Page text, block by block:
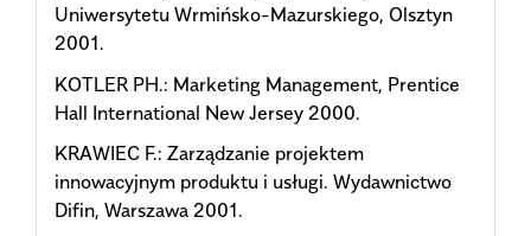
Uniwersytetu Wrmińsko-Mazurskiego, Olsztyn
2001.
KOTLER PH.: Marketing Management, Prentice
Hall International New Jersey 2000.
KRAWIEC F.: Zarządzanie projektem
innowacyjnym produktu i usługi. Wydawnictwo
Difin, Warszawa 2001.